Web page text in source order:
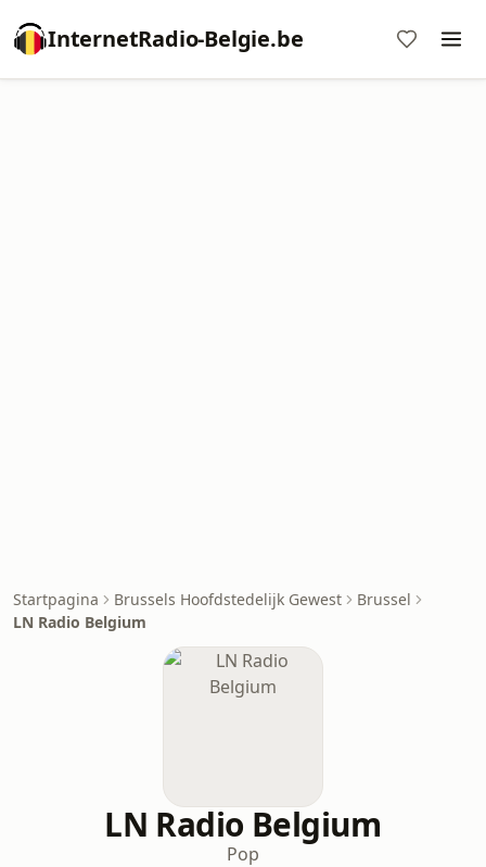
InternetRadio-Belgie.be
Startpagina Brussels Hoofdstedelijk Gewest
Brussel
LN Radio Belgium
LN Radio Belgium
Pop